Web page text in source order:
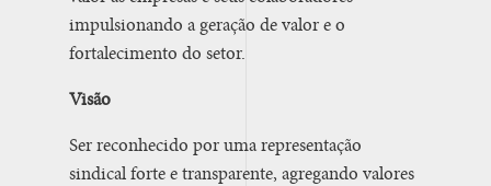
impulsionando a geração de valor e o
fortalecimento do setor.
Visão
Ser reconhecido por uma representação
sindical forte e transparente, agregando valores